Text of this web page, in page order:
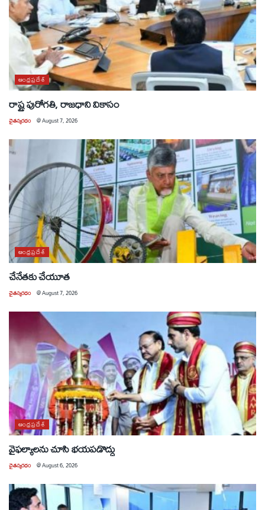
ఆంధ్రప్రదేశ్
రాష్ట్ర పురోగతి, రాజధాని వికాసం
చైతన్యరధం @August 7, 2026
ఆంధ్రప్రదేశ్
చేనేతకు చేయూత
చైతన్యరధం @August 7, 2026
ఆంధ్రప్రదేశ్
వైఫల్యాలను చూసి భయపడొద్దు
చైతన్యరధం @August 6, 2026